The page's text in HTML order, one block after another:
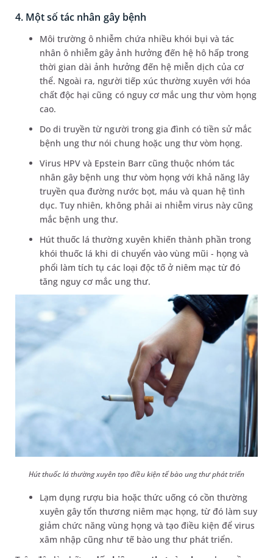
4. Một số tác nhân gây bệnh
Môi trường ô nhiễm chứa nhiều khói bụi và tác
nhân ô nhiễm gây ảnh hưởng đến hệ hô hấp trong
thời gian dài ảnh hưởng đến hệ miễn dịch của cơ
thể. Ngoài ra, người tiếp xúc thường xuyên với hóa
chất độc hại cũng có nguy cơ mắc ung thư vòm họng
cao.
Do di truyền từ người trong gia đình có tiền sử mắc
bệnh ung thư nói chung hoặc ung thư vòm họng.
Virus HPV và Epstein Barr cũng thuộc nhóm tác
nhân gây bệnh ung thư vòm họng với khả năng lây
truyền qua đường nước bọt, máu và quan hệ tình
dục. Tuy nhiên, không phải ai nhiễm virus này cũng
mắc bệnh ung thư.
Hút thuốc lá thường xuyên khiến thành phần trong
khói thuốc lá khi di chuyển vào vùng mũi - họng và
phổi làm tích tụ các loại độc tố ở niêm mạc từ đó
tăng nguy cơ mắc ung thư.
Hút thuốc lá thường xuyên tạo điều kiện tế bào ung thư phát triển
Lạm dụng rượu bia hoặc thức uống có cồn thường
xuyên gây tổn thương niêm mạc họng, từ đó làm suy
giảm chức năng vùng họng và tạo điều kiện để virus
xâm nhập cũng như tế bào ung thư phát triển.